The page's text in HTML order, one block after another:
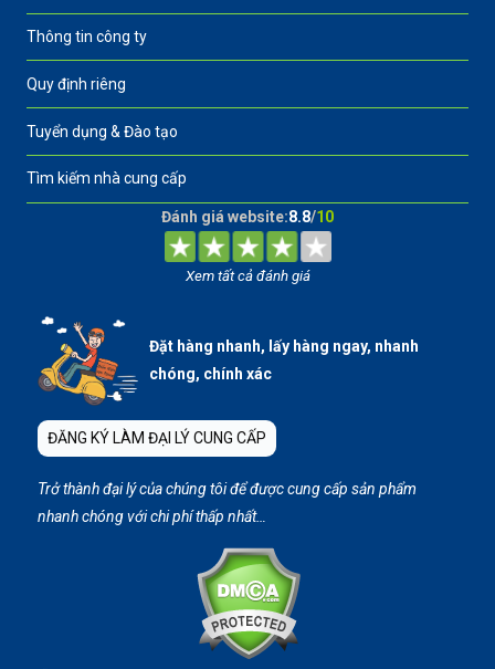
Thông tin công ty
Quy định riêng
Tuyển dụng & Đào tạo
Tìm kiếm nhà cung cấp
Đánh giá website:8.8/10
Xem tất cả đánh giá
Đặt hàng nhanh, lấy hàng ngay, nhanh
chóng, chính xác
ĐĂNG KÝ LÀM ĐẠI LÝ CUNG CẤP
Trở thành đại lý của chúng tôi để được cung cấp sản phẩm
nhanh chóng với chi phí thấp nhất…